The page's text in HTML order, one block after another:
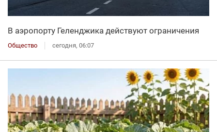
В аэропорту Геленджика действуют ограничения
Общество сегодня, 06:07